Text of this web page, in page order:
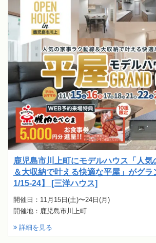
鹿児島市川上町にモデルハウス「人気
＆大収納で叶える快適な平屋」がグ
1/15-24】 [三洋ハウス]
開催日：11月15日(土)〜24日(月)
開催地：鹿児島市川上町
詳細を見る